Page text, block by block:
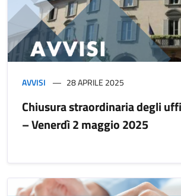
AVVISI 28 APRILE 2025
Chiusura straordinaria degli
– Venerdì 2 maggio 2025